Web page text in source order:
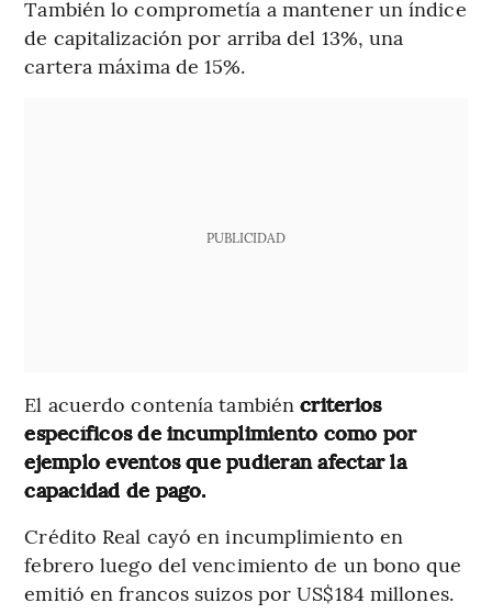
También lo comprometía a mantener un índice
de capitalización por arriba del 13%, una
cartera máxima de 15%.
PUBLICIDAD
El acuerdo contenía tambiéncriterios
específicos de incumplimiento como por
ejemplo eventos que pudieran afectar la
capacidad de pago.
Crédito Real cayó en incumplimiento en
febrero luego del vencimiento de un bono que
emitió en francos suizos por US$184 millones.